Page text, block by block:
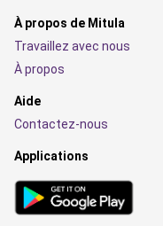
À propos de Mitula
Travaillez avec nous
À propos
Aide
Contactez-nous
Applications